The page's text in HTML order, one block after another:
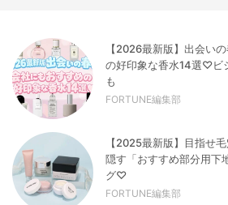
【2026最新版】出会い
の好印象な香水14選♡ビ
も
FORTUNE編集部
【2025最新版】目指せ
隠す「おすすめ部分用下
グ♡
FORTUNE編集部